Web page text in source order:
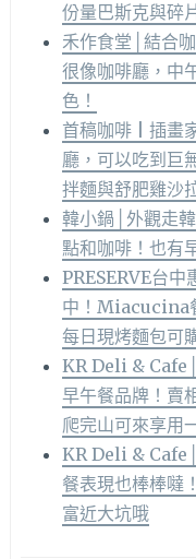
份量巴斯克與碎
禾作食堂│結合
很像咖啡廳，中
色！
首稿咖啡 | 插畫
廳，可以吃到巨
拌麵與舒肥雞沙
韓小鍋│外觀走
點和咖啡！也有
PRESERVE台
中！Miacucina
每日現烤麵包可
KR Deli &
早午餐品牌！賣
爬完山可來享用
KR Deli &
餐表現也棒棒噠
富近大坑哦